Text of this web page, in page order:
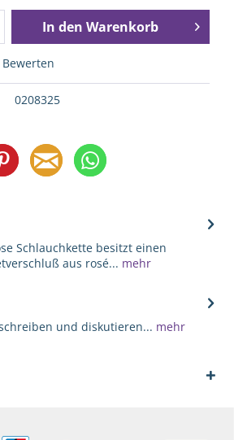
In den Warenkorb
Bewerten
0208325
Schlauchkette besitzt einen
aus rosé... mehr
und diskutieren... mehr